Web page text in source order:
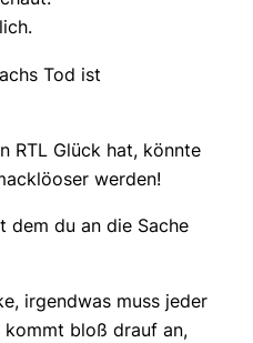
Tod ist
RTL Glück hat, könnte
werden!
dem du an die Sache
irgendwas muss jeder
kommt bloß drauf an,